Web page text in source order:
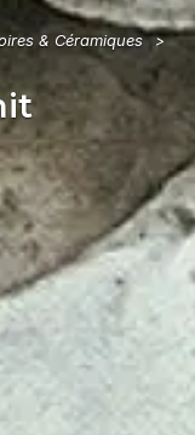
& Céramiques >